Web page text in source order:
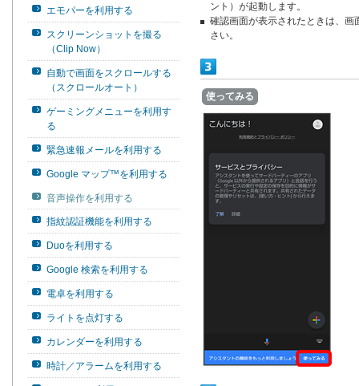
エモパーを利用する
スクリーンショットを撮る
（Clip Now）
自動で画面をスクロールする
（スクロールオート）
ゲーミングメニューを利用す
る
緊急速報メールを利用する
Google マップ™を利用する
音声操作を利用する
指紋認証機能を利用する
Duoを利用する
Google 検索を利用する
電卓を利用する
ライトを点灯する
カレンダーを利用する
時計／アラームを利用する
ント）が起動します。
確認画面が表示されたときは、画
さい。
使ってみる